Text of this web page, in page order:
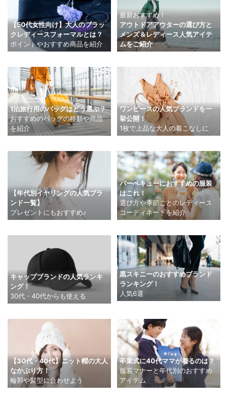
【50代女性向け】大人のブラッ
クレディースフォーマルとは？
ポイントやおすすめ商品を紹介
最新おすすめ！
アウトドアアウターの選び方と
メンズ＆レディース人気アイテ
ムをご紹介
1泊旅行用のバッグはどう選ぶ？
おすすめのバッグの種類や商品
を紹介
ワンピースの人気ブランドを一
挙公開！
1枚で上品な大人の着こなしに
【年代別イヤリングの人気ブラ
ンド一覧】
プレゼントにもおすすめ♪
バーベキューにおすすめの服装
はこれ！
選び方や季節ごとのレディース
コーディネートを紹介
キャップブランドの人気ランキ
ング！
30代・40代からも使える
黒スキニーのおすすめブランド
ランキング！
人気6選
【30代・40代】ニット帽の大人
なかぶり方！
輪郭や髪型に合わせよう
卒業式に40代ママが着るのは？
服装マナーと年代別のおすすめ
アイテム